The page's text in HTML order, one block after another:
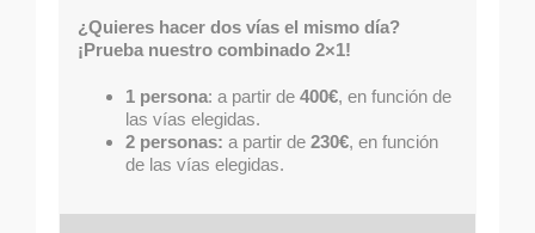
¿Quieres hacer dos vías el mismo día?
¡Prueba nuestro combinado 2×1!
1 persona: a partir de400€, en función de
las vías elegidas.
2 personas: a partir de230€, en función
de las vías elegidas.